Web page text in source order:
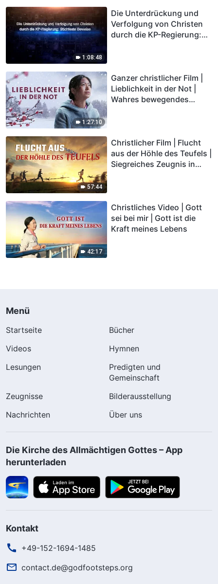
1:08:48
Die Unterdrückung und
Verfolgung von Christen
durch die KP-Regierung:
1:27:10
Ganzer christlicher Film |
Lieblichkeit in der Not |
Wahres bewegendes
57:44
Christlicher Film | Flucht
aus der Höhle des Teufels |
Siegreiches Zeugnis in
42:17
Christliches Video | Gott
sei bei mir | Gott ist die
Kraft meines Lebens
Menü
Startseite
Bücher
Videos
Hymnen
Lesungen
Predigten und
Gemeinschaft
Zeugnisse
Bilderausstellung
Nachrichten
Über uns
Die Kirche des Allmächtigen Gottes – App
herunterladen
Kontakt
+49-152-1694-1485
contact.de@godfootsteps.org